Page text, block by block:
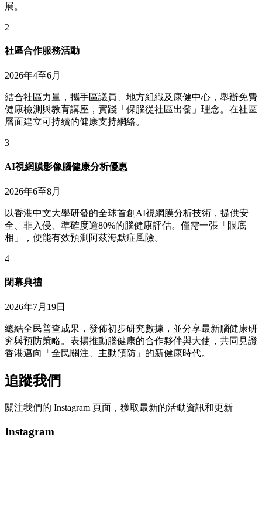
展。
2
社區合作服務活動
2026年4至6月
結合社區力量，攜手區議員、地方組織及康健中心，舉辦免費
健康檢測與教育講座，實踐「保腦從社區出發」理念。在社區
層面建立可持續的健康支持網絡。
3
AI視網膜影像腦健康分析優惠
2026年6至8月
以香港中文大學研發的全球首創AI視網膜分析技術，提供安
全、非入侵、準確度逾80%的腦健康評估。僅需一張「眼底
相」，便能有效預測阿茲海默症風險。
4
閉幕典禮
2026年7月19日
總結全民普查成果，發佈初步研究數據，並分享最新腦健康研
究與預防策略。表揚推動腦健康的合作夥伴與大使，共同見證
香港邁向「全民關注、主動預防」的新健康時代。
追蹤我們
關注我們的 Instagram 頁面，獲取最新的活動資訊和更新
Instagram